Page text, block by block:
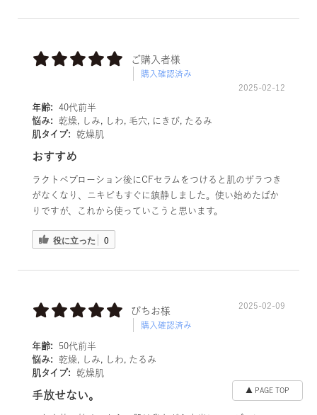
ご購入者様
購入確認済み
2025-02-12
年齢:
40代前半
悩み:
乾燥, しみ, しわ, 毛穴, にきび, たるみ
肌タイプ:
乾燥肌
おすすめ
ラクトペプローション後にCFセラムをつけると肌のザラつき
がなくなり、ニキビもすぐに鎮静しました。使い始めたばか
りですが、これから使っていこうと思います。
役に立った 0
ぴちお様
購入確認済み
2025-02-09
年齢:
50代前半
悩み:
乾燥, しみ, しわ, たるみ
肌タイプ:
乾燥肌
手放せない。 ▲ PAGE TOP